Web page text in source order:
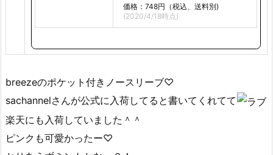
価格：748円（税込、送料別)
(2020/4/18時点)
breezeのポケット付きノースリーブ♡
sachannelさんが公式に入荷してると書いてくれてて
楽天にも入荷していました＾＾
ピンクも可愛かったー♡